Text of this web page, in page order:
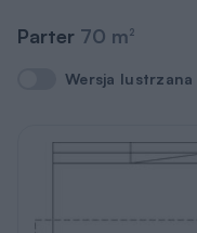
Parter 70 m2
Wersja lustrzana
Wersja lustrzana